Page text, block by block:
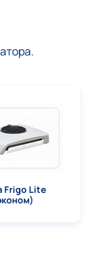
Frigo Lite